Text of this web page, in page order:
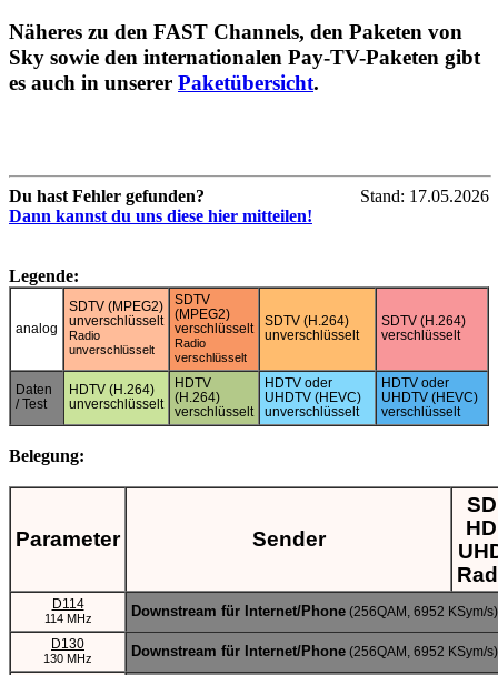
Näheres zu den FAST Channels, den Paketen von
Sky sowie den internationalen Pay-TV-Paketen gibt
es auch in unserer Paketübersicht.
Du hast Fehler gefunden?
Dann kannst du uns diese hier mitteilen!
Stand: 17.05.2026
Legende:
analog
SDTV (MPEG2)
unverschlüsselt
Radio
unverschlüsselt
SDTV
(MPEG2)
verschlüsselt
Radio
verschlüsselt
SDTV (H.264)
unverschlüsselt
SDTV (H.264)
verschlüsselt
Daten
/ Test
HDTV (H.264)
unverschlüsselt
HDTV
(H.264)
verschlüsselt
HDTV oder
UHDTV (HEVC)
unverschlüsselt
HDTV oder
UHDTV (HEVC)
verschlüsselt
Belegung:
Parameter Sender
D114
114 MHz Downstream für Internet/Phone (256QAM, 6952 KSym/
D130
130 MHz Downstream für Internet/Phone (256QAM, 6952 KSym/